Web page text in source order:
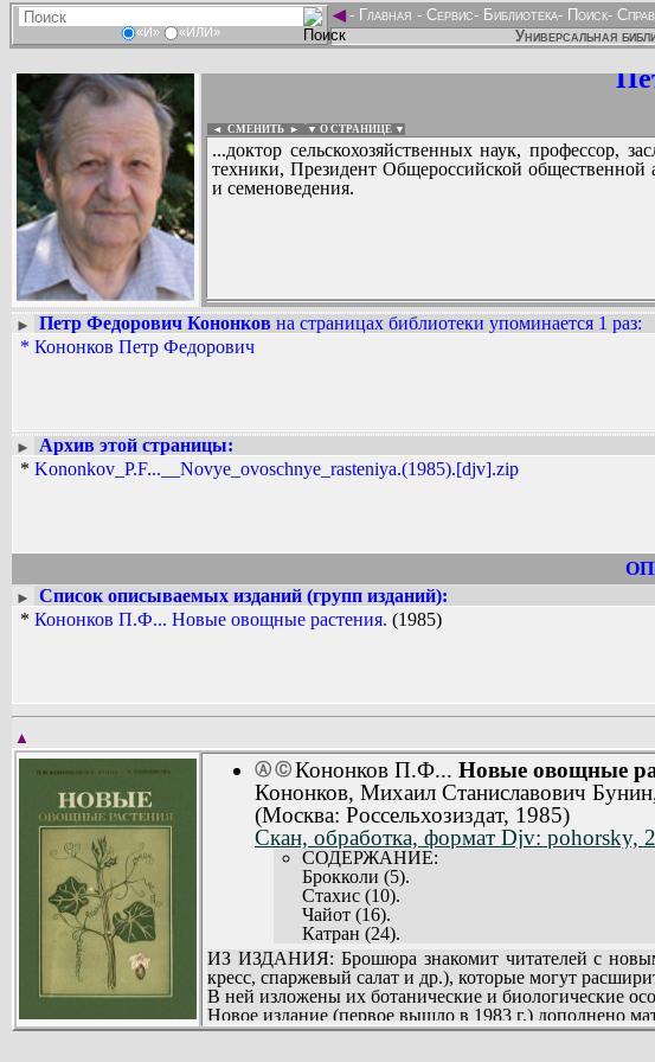
«И» «ИЛИ»
◄- Главная - Сервис- Библиотека- Поиск-
Универсальная
◄ СМЕНИТЬ ► ▼ О СТРАНИЦЕ ▼
...доктор сельскохозяйственных наук, профессор,
техники, Президент Общероссийской
и семеноведения.
Вадим Ершов...
...
► Петр Федорович Кононков на страницах библиотеки упоминается 1 раз:
* Кононков Петр Федорович
►
Архив этой страницы:
* Kononkov_P.F...__Novye_ovoschnye_rasteniya.(1985).[djv].zip
►
Список описываемых изданий (групп изданий):
* Кононков П.Ф... Новые овощные растения. (1985)
▲
Ⓐ Ⓒ Кононков П.Ф... Новые овощные
Кононков, Михаил Станиславович
(Москва: Россельхозиздат, 1985)
Скан, обработка, формат Djv: pohorsky,
СОДЕРЖАНИЕ:
Брокколи (5).
Стахис (10).
Чайот (16).
Катран (24).
Водяной кресс (28).
Спаржевый салат (31).
Спаржа (32).
Базилик (36).
Огуречная трава (38).
ИЗ ИЗДАНИЯ: Брошюра знакомит читателей с
кресс, спаржевый салат и др.), которые могут
В ней изложены их ботанические и биологические
Новое издание (первое вышло в 1983 г.) дополнено
Рассчитана на широкий круг овощеводов-любителей.